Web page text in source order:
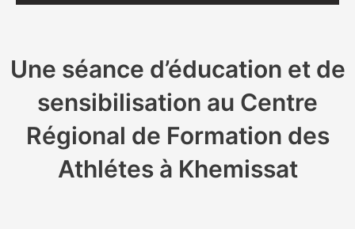
Une séance d’éducation et de
sensibilisation au Centre
Régional de Formation des
Athlétes à Khemissat